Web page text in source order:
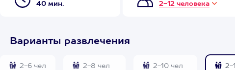
40 мин.
2-12 человека
Варианты развлечения
2-6 чел 2-8 чел 2-10 чел 2-